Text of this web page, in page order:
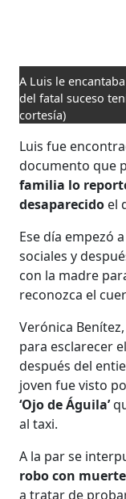
A Luis le
del fatal suceso
cortesía)
Luis fue
documento que
familia lo
desaparecido el
Ese día empezó
sociales y
con la madre
reconozca el
Verónica
para esclarecer
después del
joven fue visto
‘Ojo de Águila’
al taxi.
A la par se
robo con muerte
a tratar de